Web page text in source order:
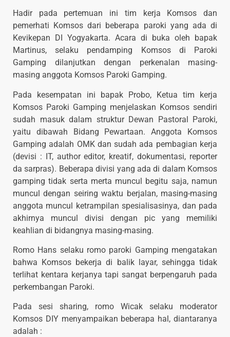
Hadir pada pertemuan ini tim kerja Komsos dan
pemerhati Komsos dari beberapa paroki yang ada di
Kevikepan DI Yogyakarta. Acara di buka oleh bapak
Martinus, selaku pendamping Komsos di Paroki
Gamping dilanjutkan dengan perkenalan masing-
masing anggota Komsos Paroki Gamping.
Pada kesempatan ini bapak Probo, Ketua tim kerja
Komsos Paroki Gamping menjelaskan Komsos sendiri
sudah masuk dalam struktur Dewan Pastoral Paroki,
yaitu dibawah Bidang Pewartaan. Anggota Komsos
Gamping adalah OMK dan sudah ada pembagian kerja
(devisi : IT, author editor, kreatif, dokumentasi, reporter
da sarpras). Beberapa divisi yang ada di dalam Komsos
gamping tidak serta merta muncul begitu saja, namun
muncul dengan seiring waktu berjalan, masing-masing
anggota muncul ketrampilan spesialisasinya, dan pada
akhirnya muncul divisi dengan pic yang memiliki
keahlian di bidangnya masing-masing.
Romo Hans selaku romo paroki Gamping mengatakan
bahwa Komsos bekerja di balik layar, sehingga tidak
terlihat kentara kerjanya tapi sangat berpengaruh pada
perkembangan Paroki.
Pada sesi sharing, romo Wicak selaku moderator
Komsos DIY menyampaikan beberapa hal, diantaranya
adalah :